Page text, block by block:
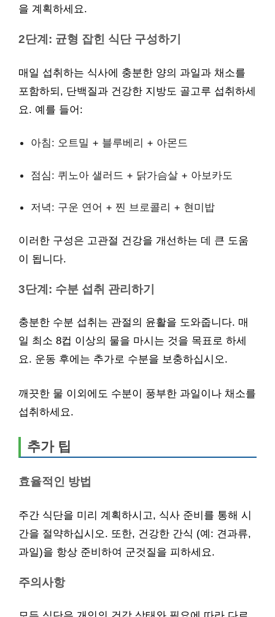
을 계획하세요.
2단계: 균형 잡힌 식단 구성하기
매일 섭취하는 식사에 충분한 양의 과일과 채소를
포함하되, 단백질과 건강한 지방도 골고루 섭취하세
요. 예를 들어:
아침: 오트밀 + 블루베리 + 아몬드
점심: 퀴노아 샐러드 + 닭가슴살 + 아보카도
저녁: 구운 연어 + 찐 브로콜리 + 현미밥
이러한 구성은 고관절 건강을 개선하는 데 큰 도움
이 됩니다.
3단계: 수분 섭취 관리하기
충분한 수분 섭취는 관절의 윤활을 도와줍니다. 매
일 최소 8컵 이상의 물을 마시는 것을 목표로 하세
요. 운동 후에는 추가로 수분을 보충하십시오.
깨끗한 물 이외에도 수분이 풍부한 과일이나 채소를
섭취하세요.
추가 팁
효율적인 방법
주간 식단을 미리 계획하시고, 식사 준비를 통해 시
간을 절약하십시오. 또한, 건강한 간식 (예: 견과류,
과일)을 항상 준비하여 군것질을 피하세요.
주의사항